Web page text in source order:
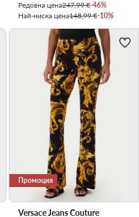
Редовна цена247,99 €-46%
Най-ниска цена148,99 €-10%
Промоция
Versace Jeans Couture